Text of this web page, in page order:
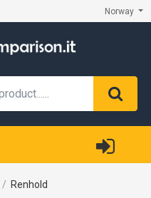
Norway
/ Renhold